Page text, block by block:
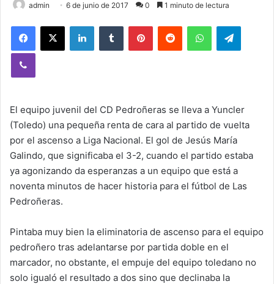
admin 6 de junio de 2017 0 1 minuto de lectura
El equipo juvenil del CD Pedroñeras se lleva a Yuncler
(Toledo) una pequeña renta de cara al partido de vuelta
por el ascenso a Liga Nacional. El gol de Jesús María
Galindo, que significaba el 3-2, cuando el partido estaba
ya agonizando da esperanzas a un equipo que está a
noventa minutos de hacer historia para el fútbol de Las
Pedroñeras.
Pintaba muy bien la eliminatoria de ascenso para el equipo
pedroñero tras adelantarse por partida doble en el
marcador, no obstante, el empuje del equipo toledano no
solo igualó el resultado a dos sino que declinaba la